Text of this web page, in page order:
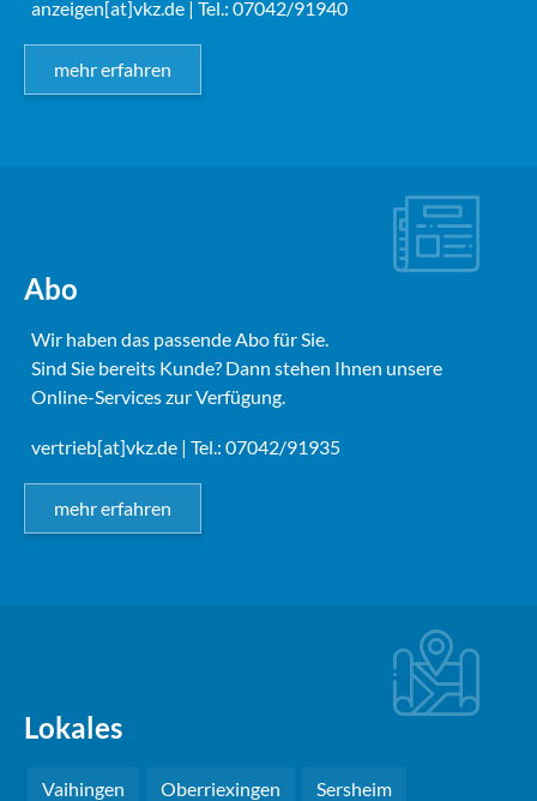
anzeigen[at]vkz.de | Tel.: 07042/91940
mehr erfahren
Abo
Wir haben das passende Abo für Sie.
Sind Sie bereits Kunde? Dann stehen Ihnen unsere
Online-Services zur Verfügung.
vertrieb[at]vkz.de | Tel.: 07042/91935
mehr erfahren
Lokales
Vaihingen Oberriexingen Sersheim